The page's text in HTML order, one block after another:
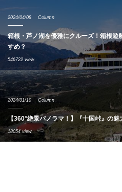
2024/04/08 Column
箱根・芦ノ湖を優雅にクルーズ！箱根
すめ？
546722 view
2024/01/10 Column
【360°絶景パノラマ！】『十国峠』の魅
18054 view